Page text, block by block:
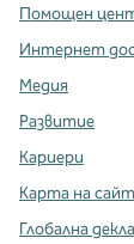
Помощен
Интернет
Медия
Развитие
Кариери
Карта на
Глобална